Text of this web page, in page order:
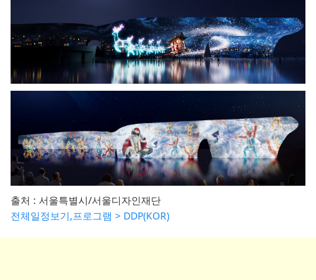
출처 : 서울특별시/서울디자인재단
전체일정보기,프로그램 > DDP(KOR)